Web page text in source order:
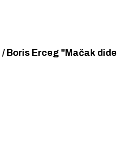
/ Boris Erceg "Mačak dide